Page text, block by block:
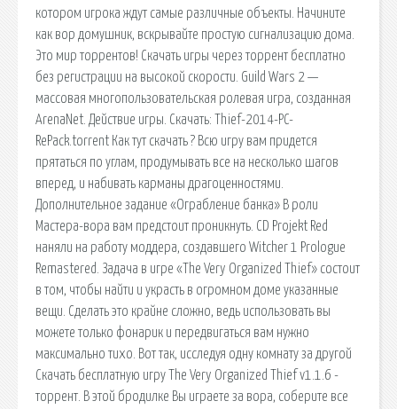
котором игрока ждут самые различные объекты. Начините
как вор домушник, вскрывайте простую сигнализацию дома.
Это мир торрентов! Скачать игры через торрент бесплатно
без регистрации на высокой скорости. Guild Wars 2 —
массовая многопользовательская ролевая игра, созданная
ArenaNet. Действие игры. Скачать: Thief-2014-PC-
RePack.torrent Как тут скачать ? Всю игру вам придется
прятаться по углам, продумывать все на несколько шагов
вперед, и набивать карманы драгоценностями.
Дополнительное задание «Ограбление банка» В роли
Мастера-вора вам предстоит проникнуть. CD Projekt Red
наняли на работу моддера, создавшего Witcher 1 Prologue
Remastered. Задача в игре «The Very Organized Thief» состоит
в том, чтобы найти и украсть в огромном доме указанные
вещи. Сделать это крайне сложно, ведь использовать вы
можете только фонарик и передвигаться вам нужно
максимально тихо. Вот так, исследуя одну комнату за другой
Скачать бесплатную игру The Very Organized Thief v1.1.6 -
торрент. В этой бродилке Вы играете за вора, соберите все